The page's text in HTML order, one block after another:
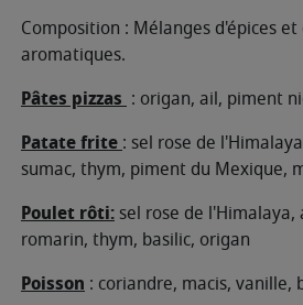
Composition : Mélanges d'épices
aromatiques.
Pâtes pizzas : origan, ail, piment
Patate frite: sel rose de
sumac, thym, piment du Mexique,
Poulet rôti: sel rose de
romarin, thym, basilic, origan
Poisson : coriandre, macis, vanille,